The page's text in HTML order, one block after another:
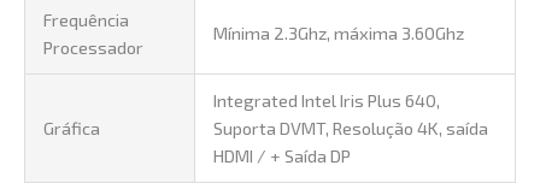
Frequência
Processador
Mínima 2.3Ghz, máxima 3.60Ghz
Gráfica
Integrated Intel Iris Plus 640,
Suporta DVMT, Resolução 4K, saída
HDMI / + Saída DP